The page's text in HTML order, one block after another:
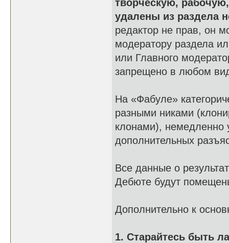
творческую,
удалены из раздела
редактор не прав, он
модератору раздела
или Главного
запрещено в любом
На «Фабуле»
разными никами
клонами), немедленно
дополнительных
Все данные о
Дебюте будут
Дополнительно к
1. Старайтесь быть